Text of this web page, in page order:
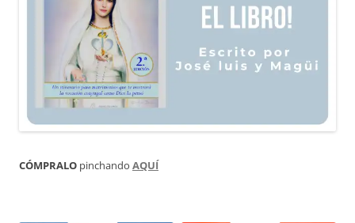
CÓMPRALO pinchando AQUÍ